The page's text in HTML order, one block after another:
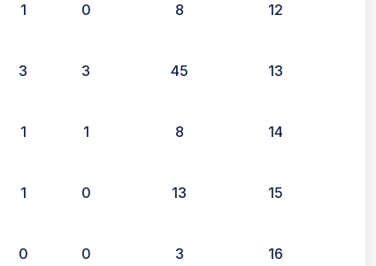
1 0 8 12
3 3 45 13
1 1 8 14
1 0 13 15
0 0 3 16